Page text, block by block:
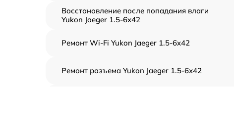
Восстановление после попадания влаги
Yukon Jaeger 1.5-6x42
Ремонт Wi-Fi Yukon Jaeger 1.5-6x42
Ремонт разъема Yukon Jaeger 1.5-6x42